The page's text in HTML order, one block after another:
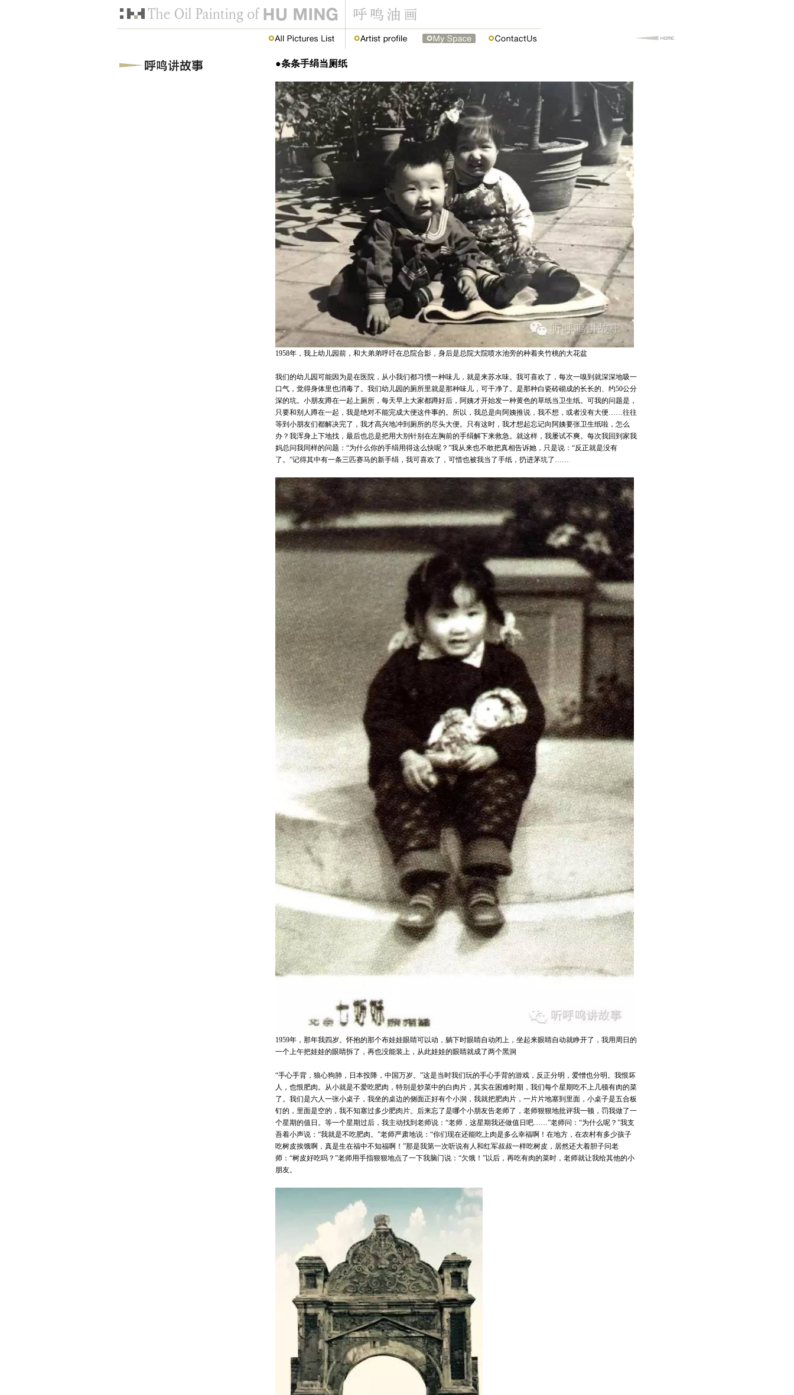
●条条手绢当厕纸
1958年，我上幼儿园前，和大弟弟呼吁在总院合影，身后是总院大院喷水池旁的种着夹竹桃的大花盆
我们的幼儿园可能因为是在医院，从小我们都习惯一种味儿，就是来苏水味。我可喜欢了，每次一嗅到就深深地吸一
口气，觉得身体里也消毒了。我们幼儿园的厕所里就是那种味儿，可干净了。是那种白瓷砖砌成的长长的、约50公分
深的坑。小朋友蹲在一起上厕所，每天早上大家都蹲好后，阿姨才开始发一种黄色的草纸当卫生纸。可我的问题是，
只要和别人蹲在一起，我是绝对不能完成大便这件事的。所以，我总是向阿姨推说，我不想，或者没有大便……往往
等到小朋友们都解决完了，我才高兴地冲到厕所的尽头大便。只有这时，我才想起忘记向阿姨要张卫生纸啦，怎么
办？我浑身上下地找，最后也总是把用大别针别在左胸前的手绢解下来救急。就这样，我屡试不爽。每次我回到家我
妈总问我同样的问题：“为什么你的手绢用得这么快呢？”我从来也不敢把真相告诉她，只是说：“反正就是没有
了。”记得其中有一条三匹赛马的新手绢，我可喜欢了，可惜也被我当了手纸，扔进茅坑了……
1959年，那年我四岁。怀抱的那个布娃娃眼睛可以动，躺下时眼睛自动闭上，坐起来眼睛自动就睁开了，我用周日的
一个上午把娃娃的眼睛拆了，再也没能装上，从此娃娃的眼睛就成了两个黑洞
“手心手背，狼心狗肺，日本投降，中国万岁。”这是当时我们玩的手心手背的游戏，反正分明，爱憎也分明。我恨坏
人，也恨肥肉。从小就是不爱吃肥肉，特别是炒菜中的白肉片，其实在困难时期，我们每个星期吃不上几顿有肉的菜
了。我们是六人一张小桌子，我坐的桌边的侧面正好有个小洞，我就把肥肉片，一片片地塞到里面，小桌子是五合板
钉的，里面是空的，我不知塞过多少肥肉片。后来忘了是哪个小朋友告老师了，老师狠狠地批评我一顿，罚我做了一
个星期的值日。等一个星期过后，我主动找到老师说：“老师，这星期我还做值日吧……”老师问：“为什么呢？”我支
吾着小声说：“我就是不吃肥肉。”老师严肃地说：“你们现在还能吃上肉是多么幸福啊！在地方，在农村有多少孩子
吃树皮挨饿啊，真是生在福中不知福啊！”那是我第一次听说有人和红军叔叔一样吃树皮，居然还大着胆子问老
师：“树皮好吃吗？”老师用手指狠狠地点了一下我脑门说：“欠饿！”以后，再吃有肉的菜时，老师就让我给其他的小
朋友。